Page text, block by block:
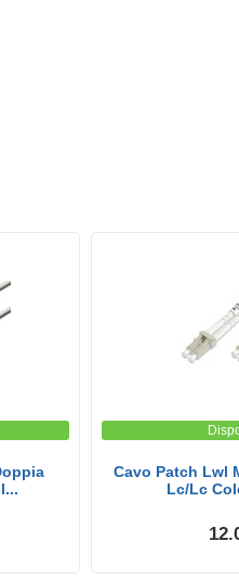
Cavo Patch Lwl
Lc/Lc